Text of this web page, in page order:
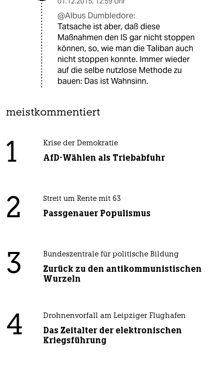
@Albus Dumbledore:
Tatsache ist aber, daß diese
Maßnahmen den IS gar nicht stoppen
können, so, wie man die Taliban auch
nicht stoppen konnte. Immer wieder
auf die selbe nutzlose Methode zu
bauen: Das ist Wahnsinn.
meistkommentiert
1 Krise der Demokratie
AfD-Wählen als Triebabfuhr
2 Streit um Rente mit 63
Passgenauer Populismus
3 Bundeszentrale für politische Bildung
Zurück zu den antikommunistischen
Wurzeln
4 Drohnenvorfall am Leipziger Flughafen
Das Zeitalter der elektronischen
Kriegsführung